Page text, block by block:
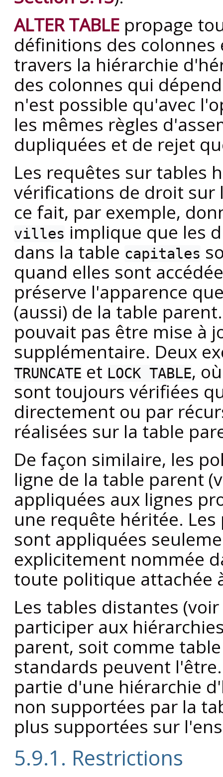
ALTER TABLE propage
définitions des
travers la hiérarchie
des colonnes qui
n'est possible qu'avec
les mêmes règles
dupliquées et de rejet
Les requêtes sur tables
vérifications de droit sur
ce fait, par exemple,
villes implique que les
dans la table capitales
quand elles sont
préserve l'apparence
(aussi) de la table
pouvait pas être mise à
supplémentaire. Deux
TRUNCATE et LOCK TABLE,
sont toujours vérifiées
directement ou par
réalisées sur la table
De façon similaire, les
ligne de la table parent
appliquées aux lignes
une requête héritée.
sont appliquées
explicitement nommée
toute politique attachée
Les tables distantes (voir
participer aux
parent, soit comme
standards peuvent
partie d'une hiérarchie
non supportées par la
plus supportées sur
5.9.1. Restrictions